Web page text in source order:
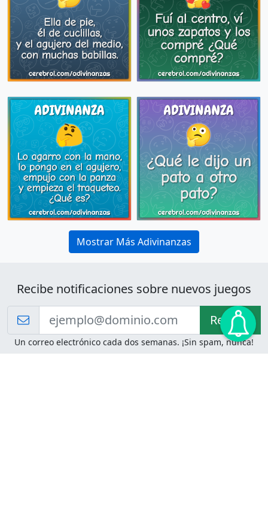
Mostrar Más Adivinanzas
Recibe notificaciones sobre nuevos juegos
Recibir!
Un correo electrónico cada dos semanas. ¡Sin spam, nunca!